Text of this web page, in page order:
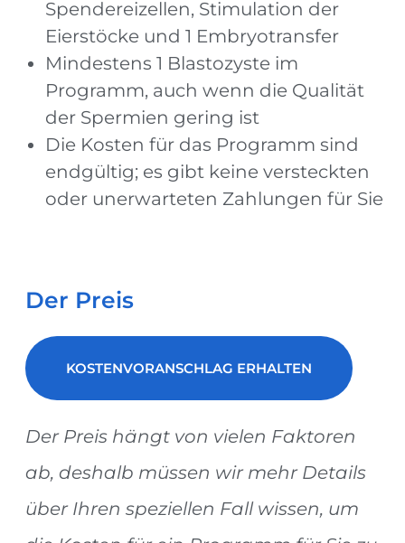
Spendereizellen, Stimulation der
Eierstöcke und 1 Embryotransfer
Mindestens 1 Blastozyste im
Programm, auch wenn die Qualität
der Spermien gering ist
Die Kosten für das Programm sind
endgültig; es gibt keine versteckten
oder unerwarteten Zahlungen für Sie
Der Preis
KOSTENVORANSCHLAG ERHALTEN
Der Preis hängt von vielen Faktoren
ab, deshalb müssen wir mehr Details
über Ihren speziellen Fall wissen, um